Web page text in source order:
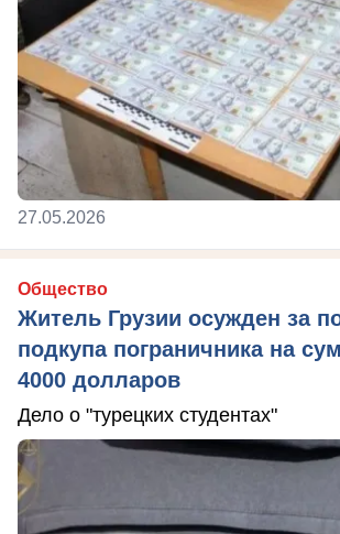
27.05.2026
Общество
Житель Грузии осужден за
подкупа пограничника на
4000 долларов
Дело о "турецких студентах"